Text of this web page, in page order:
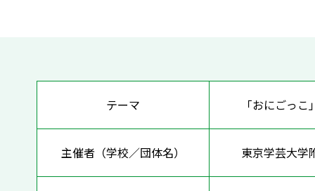
テーマ 「おにごっ
主催者（学校／団体名） 東京学芸大